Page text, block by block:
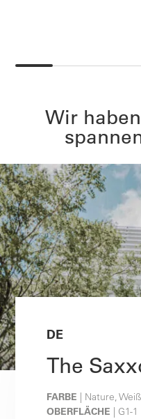
Wir
DE
The
FARBE | Nature,
OBERFLÄCHE | G1-1